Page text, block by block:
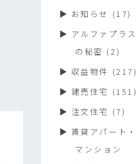
お知らせ (17)
アルファプラス
の秘密 (2)
収益物件 (217)
建売住宅 (151)
注文住宅 (7)
賃貸アパート・
マンション